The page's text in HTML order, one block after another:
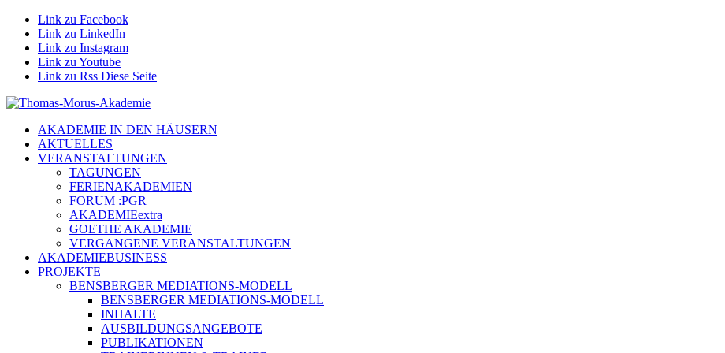
Link zu Facebook
Link zu LinkedIn
Link zu Instagram
Link zu Youtube
Link zu Rss Diese Seite
AKADEMIE IN DEN HÄUSERN
AKTUELLES
VERANSTALTUNGEN
TAGUNGEN
FERIENAKADEMIEN
FORUM :PGR
AKADEMIEextra
GOETHE AKADEMIE
VERGANGENE VERANSTALTUNGEN
AKADEMIEBUSINESS
PROJEKTE
BENSBERGER MEDIATIONS-MODELL
BENSBERGER MEDIATIONS-MODELL
INHALTE
AUSBILDUNGSANGEBOTE
PUBLIKATIONEN